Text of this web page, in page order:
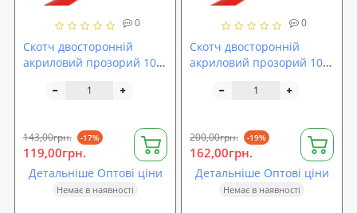
0
Скотч двосторонній
акриловий прозорий 10м
143,00грн. -17%
119,00грн.
Детальніше Оптові ціни
Немає в наявності
0
Скотч двосторонній
акриловий прозорий 10м
200,00грн. -19%
162,00грн.
Детальніше Оптові ціни
Немає в наявності